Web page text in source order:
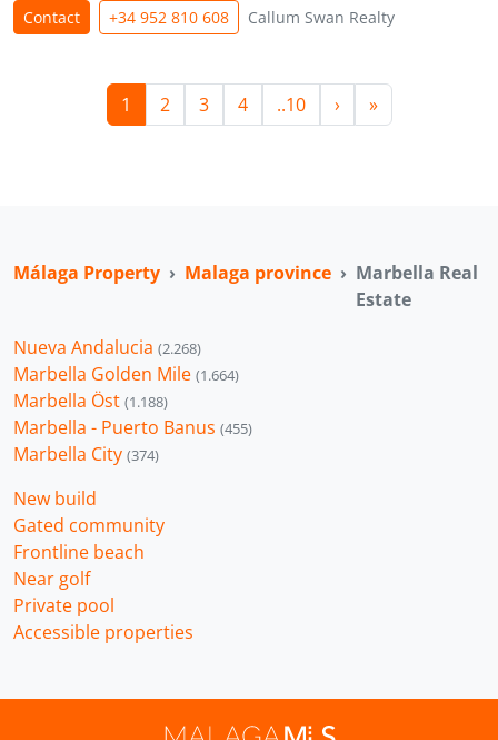
Contact +34 952 810 608 Callum Swan Realty
1 2 3 4 ..10 › »
Málaga Property Malaga province
Marbella Real
Estate
Nueva Andalucia (2.268)
Marbella Golden Mile (1.664)
Marbella Öst (1.188)
Marbella - Puerto Banus (455)
Marbella City (374)
New build
Gated community
Frontline beach
Near golf
Private pool
Accessible properties